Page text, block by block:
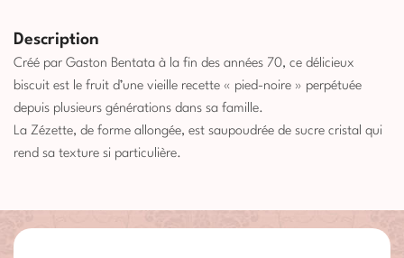
Description
Créé par Gaston Bentata à la fin des années 70, ce délicieux
biscuit est le fruit d’une vieille recette « pied-noire » perpétuée
depuis plusieurs générations dans sa famille.
La Zézette, de forme allongée, est saupoudrée de sucre cristal qui
rend sa texture si particulière.